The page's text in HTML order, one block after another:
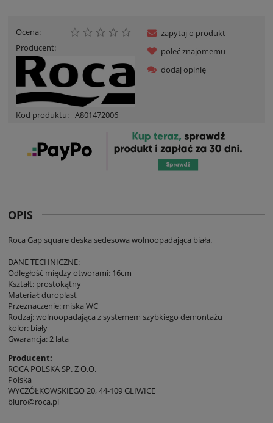
Ocena:
Producent:
Kod produktu: A801472006
zapytaj o produkt
poleć znajomemu
dodaj opinię
OPIS
Roca Gap square deska sedesowa wolnoopadająca biała.
DANE TECHNICZNE:
Odległość między otworami: 16cm
Kształt: prostokątny
Materiał: duroplast
Przeznaczenie: miska WC
Rodzaj: wolnoopadająca z systemem szybkiego demontażu
kolor: biały
Gwarancja: 2 lata
Producent:
ROCA POLSKA SP. Z O.O.
Polska
WYCZÓŁKOWSKIEGO 20, 44-109 GLIWICE
biuro@roca.pl